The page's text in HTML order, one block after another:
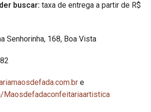
buscar: taxa de entrega a partir de R$
Senhorinha, 168, Boa Vista
e
Maosdefadaconfeitariaartistica